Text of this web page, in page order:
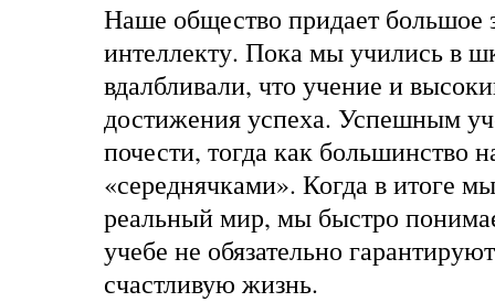
Наше общество придает большое
интеллекту. Пока мы учились в
вдалбливали, что учение и
достижения успеха. Успешным
почести, тогда как большинство
«середнячками». Когда в итоге
реальный мир, мы быстро
учебе не обязательно
счастливую жизнь.